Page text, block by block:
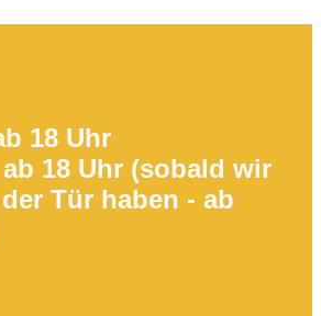
18 Uhr
18 Uhr (sobald wir
Tür haben - ab